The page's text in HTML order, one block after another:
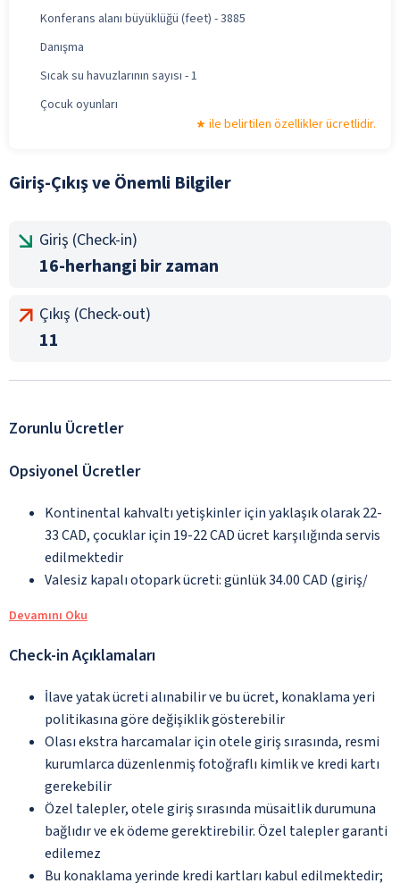
Konferans alanı büyüklüğü (feet) - 3885
Danışma
Sıcak su havuzlarının sayısı - 1
Çocuk oyunları
ile belirtilen özellikler ücretlidir.
Giriş-Çıkış ve Önemli Bilgiler
Giriş (Check-in)
16-herhangi bir zaman
Çıkış (Check-out)
11
Zorunlu Ücretler
Opsiyonel Ücretler
Kontinental kahvaltı yetişkinler için yaklaşık olarak 22-
33 CAD, çocuklar için 19-22 CAD ücret karşılığında servis
edilmektedir
Valesiz kapalı otopark ücreti: günlük 34.00 CAD (giriş/
Devamını Oku
Check-in Açıklamaları
İlave yatak ücreti alınabilir ve bu ücret, konaklama yeri
politikasına göre değişiklik gösterebilir
Olası ekstra harcamalar için otele giriş sırasında, resmi
kurumlarca düzenlenmiş fotoğraflı kimlik ve kredi kartı
gerekebilir
Özel talepler, otele giriş sırasında müsaitlik durumuna
bağlıdır ve ek ödeme gerektirebilir. Özel talepler garanti
edilemez
Bu konaklama yerinde kredi kartları kabul edilmektedir;